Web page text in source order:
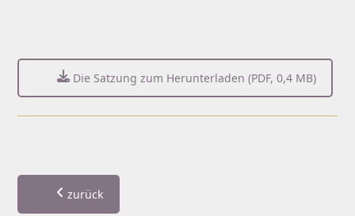
Die Satzung zum Herunterladen (PDF, 0,4 MB)
zurück